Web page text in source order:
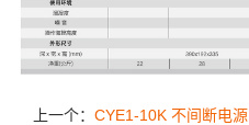
上一个： CYE1-10K 不间断电源